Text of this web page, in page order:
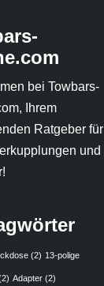
bei Towbars-
Ihrem
Ratgeber für
und
(2) 13-polige
Adapter (2)